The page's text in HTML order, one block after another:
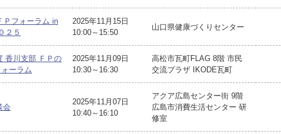
Ｐフォーラム in
２５
2025年11月15日
10:00～15:50
山口県健康づくりセンター
香川支部 ＦＰの
ーラム
2025年11月09日
10:30～16:30
高松市瓦町FLAG 8階 市民
交流プラザ IKODE瓦町
会
2025年11月07日
10:40～16:10
アクア広島センター街 9階
広島市消費生活センター 研
修室